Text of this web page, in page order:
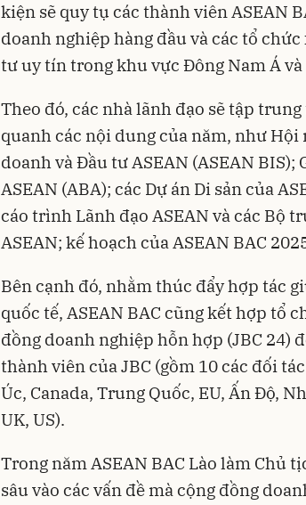
kiện sẽ quy tụ các thành viên ASEAN
doanh nghiệp hàng đầu và các tổ
tư uy tín trong khu vực Đông Nam Á
Theo đó, các nhà lãnh đạo sẽ tập
quanh các nội dung của năm, như
doanh và Đầu tư ASEAN (ASEAN
ASEAN (ABA); các Dự án Di sản của
cáo trình Lãnh đạo ASEAN và các Bộ
ASEAN; kế hoạch của ASEAN BAC
Bên cạnh đó, nhằm thúc đẩy hợp tác
quốc tế, ASEAN BAC cũng kết hợp tổ
đồng doanh nghiệp hỗn hợp (JBC 24)
thành viên của JBC (gồm 10 các đối
Úc, Canada, Trung Quốc, EU, Ấn Độ,
UK, US).
Trong năm ASEAN BAC Lào làm Chủ
sâu vào các vấn đề mà cộng đồng